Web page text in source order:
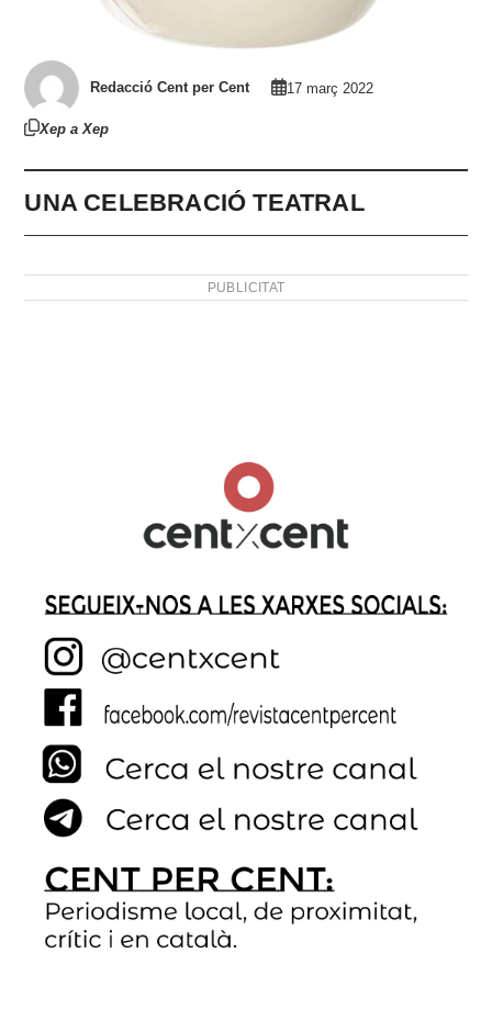
Redacció Cent per Cent 17 març 2022
Xep a Xep
UNA CELEBRACIÓ TEATRAL
PUBLICITAT